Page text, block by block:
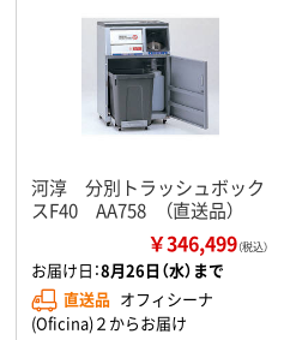
河淳 分別トラッシュボック
スF40 AA758 （直送品）
￥346,499（税込）
お届け日：8月26日（水）まで
直送品 オフィシーナ
(Oficina)２からお届け